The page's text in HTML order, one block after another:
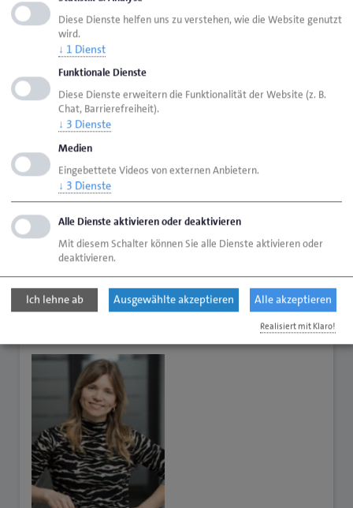
einen neuen Obermeister gewählt. Der Präsident
gratulierte André Walter zur Wahl und dankte für die
Bereitschaft, Verantwortung zu übernehmen. Das
Amt sei „mehr als nur eine Funktion“, so Jörn Arp „es
gibt dem Gewerk eine Stimme und stärkt Qualität
und Zusammenhalt.“
Position beziehen
Die Vollversammlung machte deutlich, dass die
Herausforderungen klar gesehen werden und
formuliert zugleich konkrete Erwartungen an Politik
und Verwaltung. Frühzeitig Position zu beziehen, ist
dabei kein Selbstzweck, sondern Voraussetzung, um
mitzusteuern.
Diese Dienste helfen uns zu verstehen, wie die Website genutzt
wird.
↓ 1 Dienst
Funktionale Dienste
Diese Dienste erweitern die Funktionalität der Website (z. B.
Chat, Barrierefreiheit).
↓ 3 Dienste
Medien
Eingebettete Videos von externen Anbietern.
↓ 3 Dienste
Alle Dienste aktivieren oder deaktivieren
Mit diesem Schalter können Sie alle Dienste aktivieren oder
deaktivieren.
Ich lehne ab Ausgewählte akzeptieren Alle akzeptieren
Realisiert mit Klaro!